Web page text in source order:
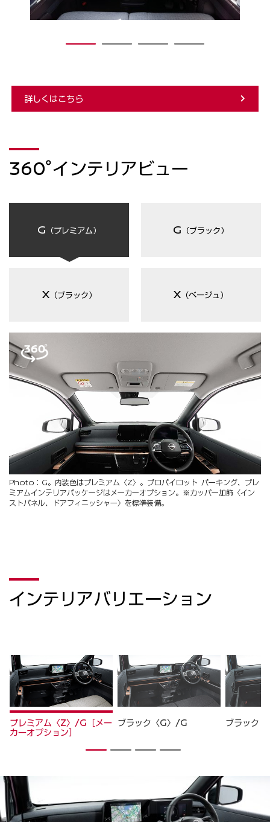
1 2 3 4
詳しくはこちら
360°インテリアビュー
インテリアバリエーション
プレミアム〈Z〉/G［メー
カーオプション］
ブラック〈G〉/G ブラック
1 2 3 4